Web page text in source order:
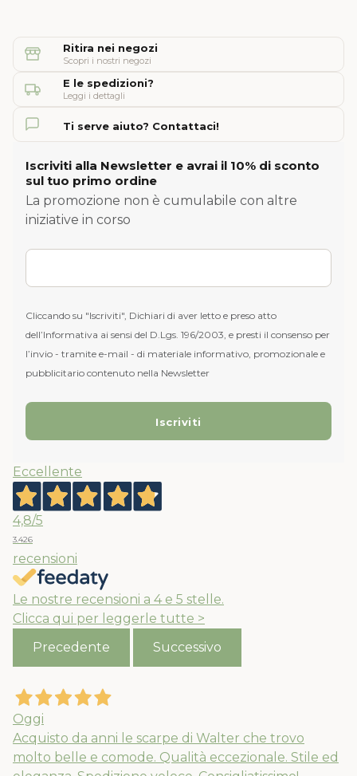
Ritira nei negozi
Scopri i nostri negozi
E le spedizioni?
Leggi i dettagli
Ti serve aiuto? Contattaci!
Iscriviti alla Newsletter e avrai il 10% di sconto
sul tuo primo ordine
La promozione non è cumulabile con altre
iniziative in corso
Cliccando su "Iscriviti", Dichiari di aver letto e preso atto
dell’Informativa ai sensi del D.Lgs. 196/2003, e presti il consenso per
l’invio - tramite e-mail - di materiale informativo, promozionale e
pubblicitario contenuto nella Newsletter
Eccellente
4,8/5
3.426
recensioni
Le nostre recensioni a 4 e 5 stelle.
Clicca qui per leggerle tutte >
Precedente
Successivo
Oggi
Acquisto da anni le scarpe di Walter che trovo
molto belle e comode. Qualità eccezionale. Stile ed